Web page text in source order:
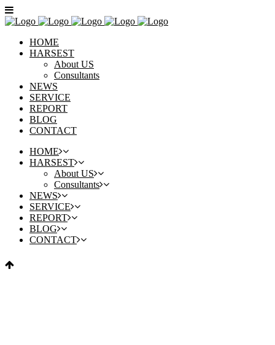
HOME
HARSEST
About US
Consultants
NEWS
SERVICE
REPORT
BLOG
CONTACT
HOME
HARSEST
About US
Consultants
NEWS
SERVICE
REPORT
BLOG
CONTACT